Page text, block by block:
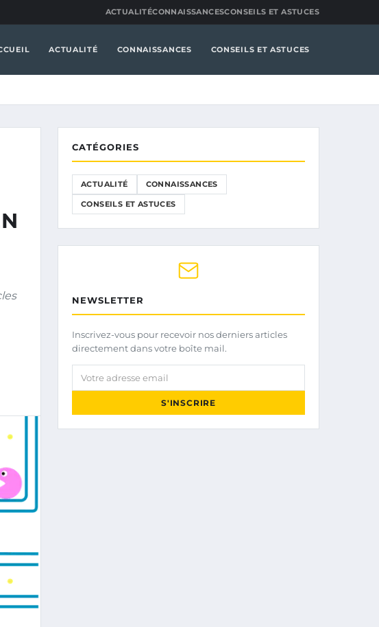
ACTUALITÉCONNAISSANCESCONSEILS ET ASTUCES
ACTUALITÉ CONNAISSANCES CONSEILS ET ASTUCES
CATÉGORIES
ACTUALITÉ CONNAISSANCES
CONSEILS ET ASTUCES
NEWSLETTER
Inscrivez-vous pour recevoir nos derniers articles
directement dans votre boîte mail.
Votre adresse email
S'INSCRIRE